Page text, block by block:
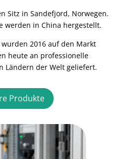
Sitz in Sandefjord, Norwegen.
werden in China hergestellt.
2016 auf den Markt
heute an professionelle
Ländern der Welt geliefert.
Produkte